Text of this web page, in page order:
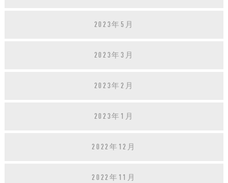
2023年5月
2023年3月
2023年2月
2023年1月
2022年12月
2022年11月